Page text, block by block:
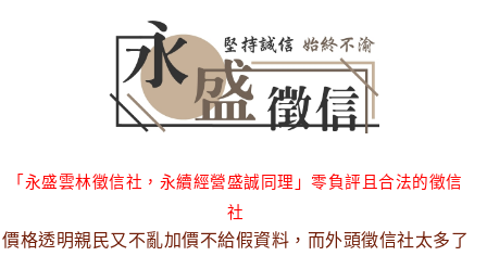
「永盛雲林徵信社，永續經營盛誠同理」零負評且合法的徵信
社
價格透明親民又不亂加價不給假資料，而外頭徵信社太多了